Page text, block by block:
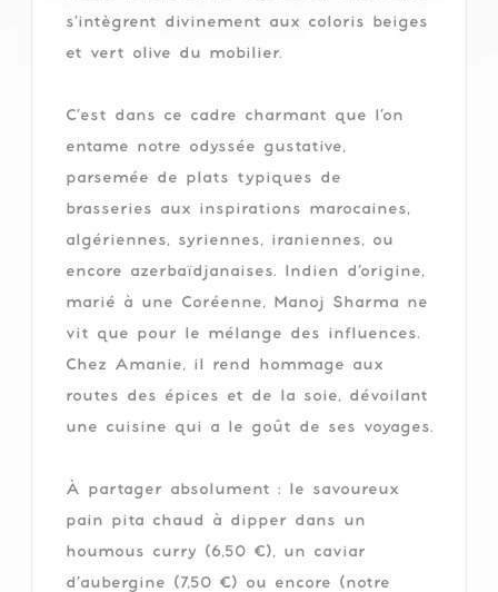
s’intègrent divinement aux coloris beiges
et vert olive du mobilier.
C’est dans ce cadre charmant que l’on
entame notre odyssée gustative,
parsemée de plats typiques de
brasseries aux inspirations marocaines,
algériennes, syriennes, iraniennes, ou
encore azerbaïdjanaises. Indien d’origine,
marié à une Coréenne, Manoj Sharma ne
vit que pour le mélange des influences.
Chez Amanie, il rend hommage aux
routes des épices et de la soie, dévoilant
une cuisine qui a le goût de ses voyages.
À partager absolument : le savoureux
pain pita chaud à dipper dans un
houmous curry (6,50 €), un caviar
d’aubergine (7,50 €) ou encore (notre